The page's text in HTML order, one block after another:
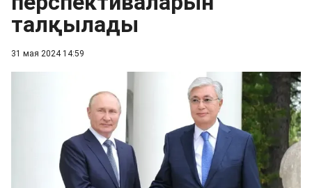
31 мая 2024 14:59
талқылады